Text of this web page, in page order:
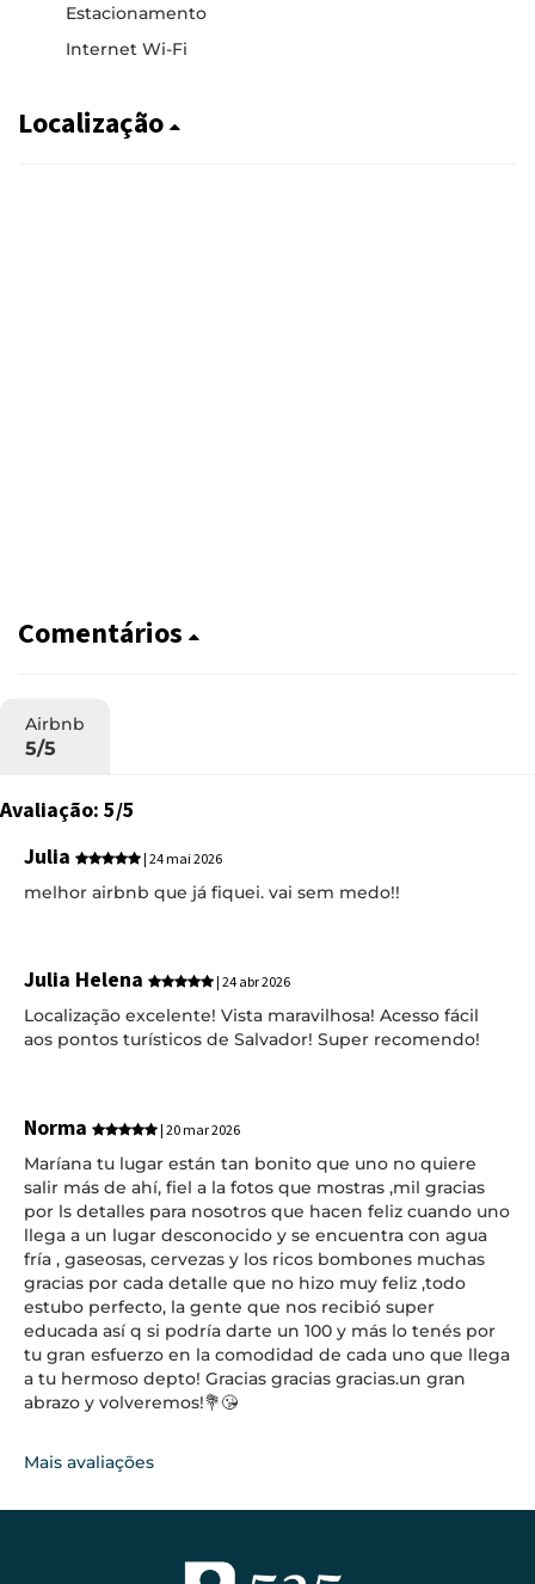
Estacionamento
Internet Wi-Fi
Localização
Comentários
Airbnb
5/5
Avaliação: 5/5
Julia
| 24 mai 2026
melhor airbnb que já fiquei. vai sem medo!!
Julia Helena | 24 abr 2026
Localização excelente! Vista maravilhosa! Acesso fácil
aos pontos turísticos de Salvador! Super recomendo!
Norma | 20 mar 2026
Maríana tu lugar están tan bonito que uno no quiere
salir más de ahí, fiel a la fotos que mostras ,mil gracias
por ls detalles para nosotros que hacen feliz cuando uno
llega a un lugar desconocido y se encuentra con agua
fría , gaseosas, cervezas y los ricos bombones muchas
gracias por cada detalle que no hizo muy feliz ,todo
estubo perfecto, la gente que nos recibió super
educada así q si podría darte un 100 y más lo tenés por
tu gran esfuerzo en la comodidad de cada uno que llega
a tu hermoso depto! Gracias gracias gracias.un gran
abrazo y volveremos!💐😘
Mais avaliações